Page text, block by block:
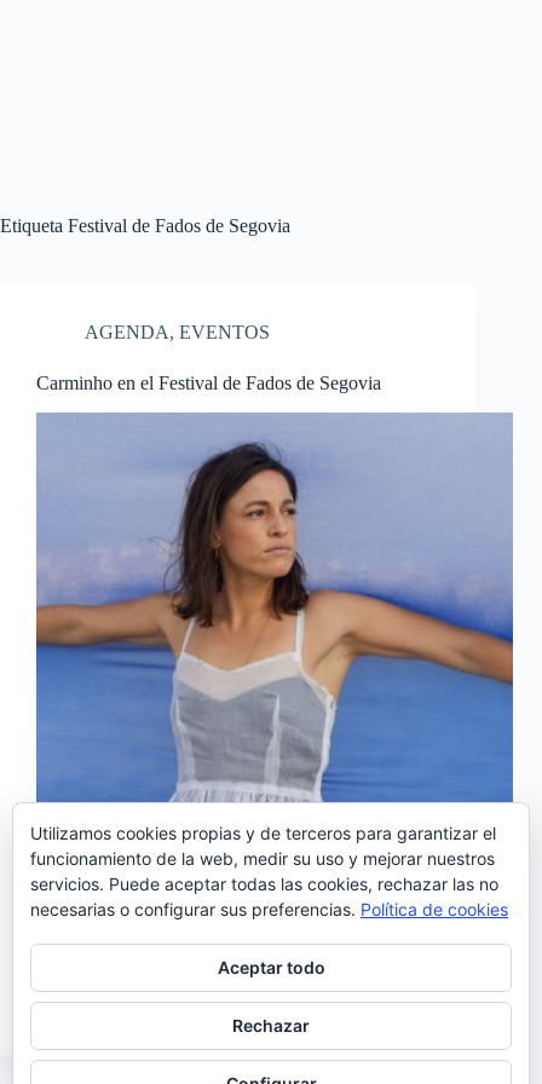
Etiqueta Festival de Fados de Segovia
AGENDA, EVENTOS
Carminho en el Festival de Fados de Segovia
Carminho será este año la protagonista de la quinta
edición del Festival de Fados de Segovia. El
concierto tendrá lugar el lunes 9 de agosto a las
22:00h en el jardín de los Zuloagas. Como otros
años el festival está…
Noemí Sánchez
02/08/2021
Utilizamos cookies propias y de terceros para garantizar el
funcionamiento de la web, medir su uso y mejorar nuestros
servicios. Puede aceptar todas las cookies, rechazar las no
necesarias o configurar sus preferencias. Política de cookies
Aceptar todo
Rechazar